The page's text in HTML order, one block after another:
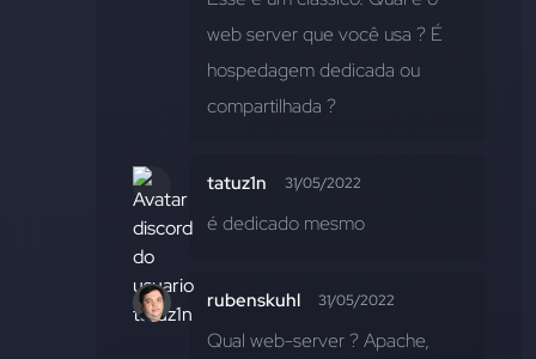
web server que você usa ? É
hospedagem dedicada ou
compartilhada ?
tatuz1n 31/05/2022
é dedicado mesmo
rubenskuhl 31/05/2022
Qual web-server ? Apache,